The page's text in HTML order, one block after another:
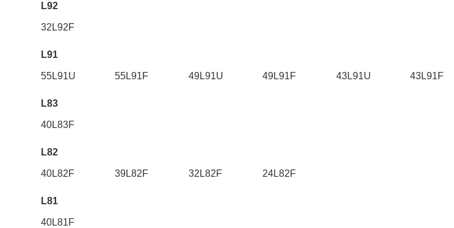
L92
32L92F
L91
55L91U 55L91F 49L91U 49L91F 43L91U 43L91F
L83
40L83F
L82
40L82F 39L82F 32L82F 24L82F
L81
40L81F